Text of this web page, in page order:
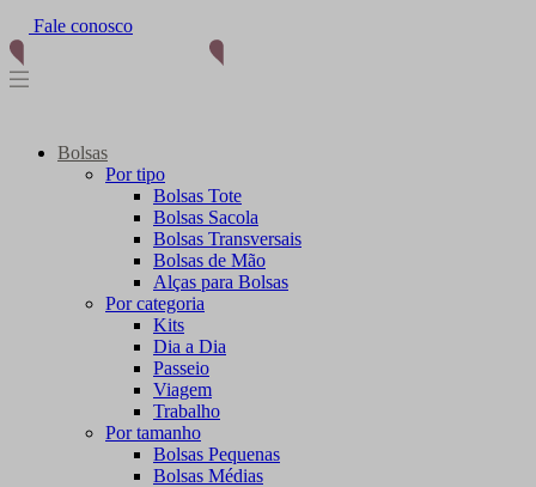
Fale conosco
Bolsas
Por tipo
Bolsas Tote
Bolsas Sacola
Bolsas Transversais
Bolsas de Mão
Alças para Bolsas
Por categoria
Kits
Dia a Dia
Passeio
Viagem
Trabalho
Por tamanho
Bolsas Pequenas
Bolsas Médias